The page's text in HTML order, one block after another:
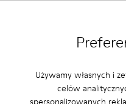
Używamy własnych i
celów
spersonalizowanych
Anonymous·1
Confort et praticité